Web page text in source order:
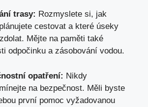
trasy: Rozmyslete si, jak
cestovat a které úseky
Mějte na paměti také
odpočinku a zásobování vodou.
opatření: Nikdy
na bezpečnost. Měli byste
první pomoc vyžadovanou